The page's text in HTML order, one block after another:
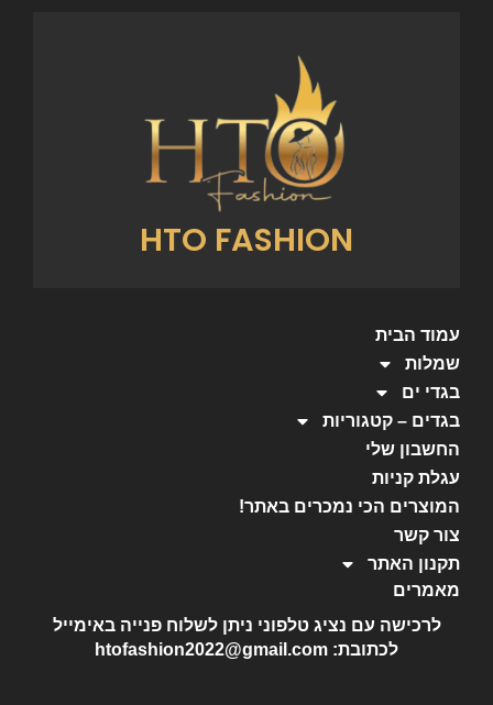
HTO FASHION
עמוד הבית
שמלות
בגדי ים
בגדים – קטגוריות
החשבון שלי
עגלת קניות
המוצרים הכי נמכרים באתר!
צור קשר
תקנון האתר
מאמרים
לרכישה עם נציג טלפוני ניתן לשלוח פנייה באימייל
לכתובת: htofashion2022@gmail.com